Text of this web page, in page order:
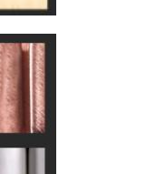
сроков
—
и